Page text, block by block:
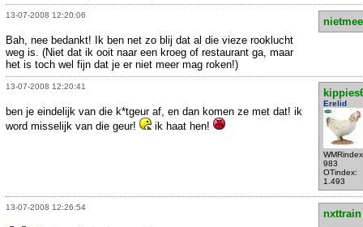
13-07-2008 12:20:06
Bah, nee bedankt! Ik ben net zo blij dat al die vieze rooklucht
weg is. (Niet dat ik ooit naar een kroeg of restaurant ga, maar
het is toch wel fijn dat je er niet meer mag roken!)
13-07-2008 12:20:41
Erelid
983
OTindex:
1.493
ben je eindelijk van die k*tgeur af, en dan komen ze met dat! ik
word misselijk van die geur!
ik haat hen!
13-07-2008 12:26:54
nxttrain